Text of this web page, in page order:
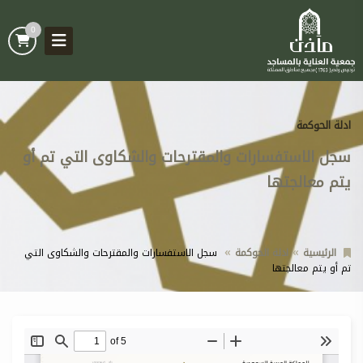
0
ادلة الحوكمة
سجل الاستفسارات والمقترحات والشكاوى التي تم أو
يتم معالجتها
الرئيسية ادلة الحوكمة
سجل الاستفسارات والمقترحات والشكاوى التي
تم أو يتم معالجتها